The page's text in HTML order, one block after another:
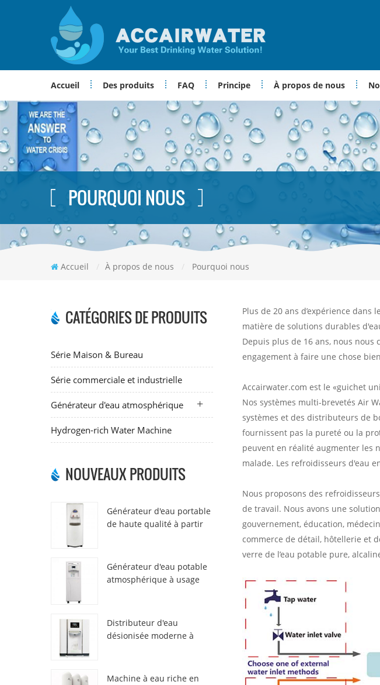
Accueil Des produits FAQ Principe À propos de nous
POURQUOI NOUS
Accueil / À propos de nous / Pourquoi nous
CATÉGORIES DE PRODUITS
Série Maison & Bureau
Série commerciale et industrielle
Générateur d'eau atmosphérique
Hydrogen-rich Water Machine
NOUVEAUX PRODUITS
Générateur d'eau portable
de haute qualité à partir
Générateur d'eau potable
atmosphérique à usage
Distributeur d'eau
désionisée moderne à
Machine à eau riche en
Plus de 20 ans d’expérience
matière de solutions durables
Depuis plus de 16 ans, nous
engagement à faire une chose
Accairwater.com est le «guichet
Nos systèmes multi-brevetés Air
systèmes et des distributeurs de
fournissent pas la pureté ou la
peuvent en réalité augmenter les
malade. Les refroidisseurs d'eau
Nous proposons des
de travail. Nous avons une
gouvernement, éducation,
commerce de détail, hôtellerie et
verre de l’eau potable pure,